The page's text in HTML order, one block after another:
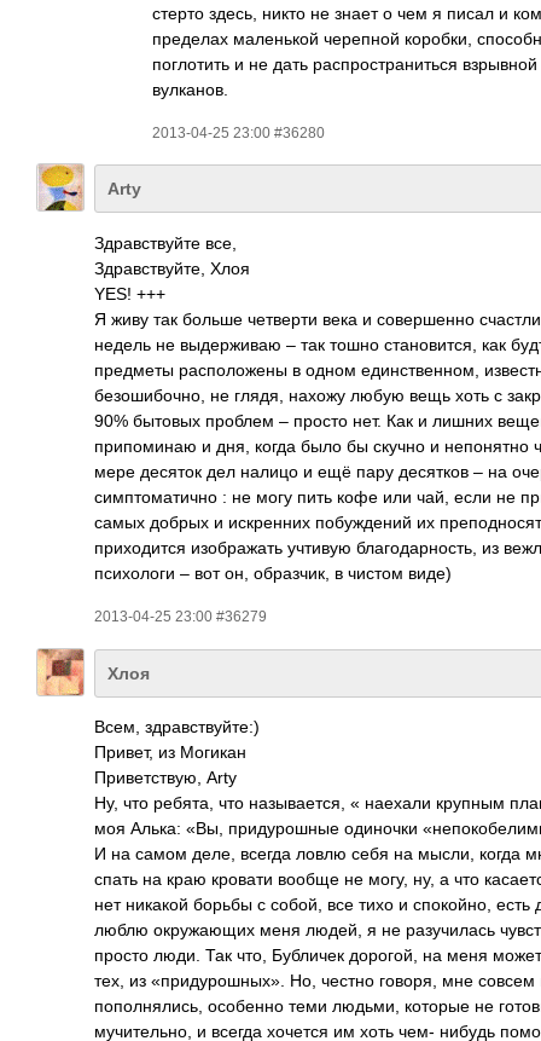
стерто здесь, никто не знает о чем я писал и
пределах маленькой черепной коробки,
поглотить и не дать распространиться
вулканов.
2013-04-25 23:00 #36280
Arty
Здравствуйте все,
Здравствуйте, Хлоя
YES! +++
Я живу так больше четверти века и совершенно
недель не выдерживаю – так тошно становится, как
предметы расположены в одном единственном,
безошибочно, не глядя, нахожу любую вещь хоть с
90% бытовых проблем – просто нет. Как и лишних
припоминаю и дня, когда было бы скучно и
мере десяток дел налицо и ещё пару десятков – на
симптоматично : не могу пить кофе или чай, если не
самых добрых и искренних побуждений их
приходится изображать учтивую благодарность, из
психологи – вот он, образчик, в чистом виде)
2013-04-25 23:00 #36279
Хлоя
Всем, здравствуйте:)
Привет, из Могикан
Приветствую, Arty
Ну, что ребята, что называется, « наехали крупным
моя Алька: «Вы, придурошные одиночки
И на самом деле, всегда ловлю себя на мысли, когда
спать на краю кровати вообще не могу, ну, а что
нет никакой борьбы с собой, все тихо и спокойно,
люблю окружающих меня людей, я не разучилась
просто люди. Так что, Бубличек дорогой, на меня
тех, из «придурошных». Но, честно говоря, мне
пополнялись, особенно теми людьми, которые не
мучительно, и всегда хочется им хоть чем- нибудь